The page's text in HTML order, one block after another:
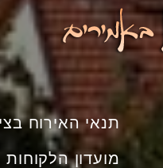
תנאי האירוח
מועדון הלקוחות